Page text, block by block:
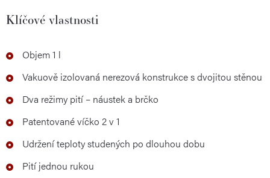
Klíčové vlastnosti
Objem 1 l
Vakuově izolovaná nerezová konstrukce s dvojitou stěnou
Dva režimy pití – náustek a brčko
Patentované víčko 2 v 1
Udržení teploty studených po dlouhou dobu
Pití jednou rukou